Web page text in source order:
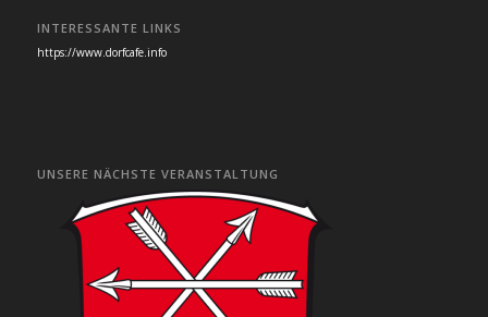
INTERESSANTE LINKS
https://www.dorfcafe.info
UNSERE NÄCHSTE VERANSTALTUNG